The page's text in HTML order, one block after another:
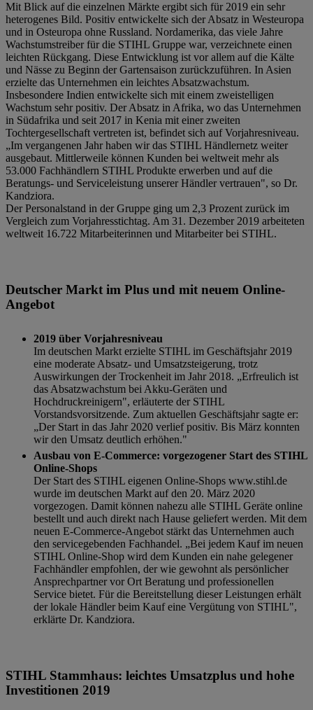
Mit Blick auf die einzelnen Märkte ergibt sich für 2019 ein sehr
heterogenes Bild. Positiv entwickelte sich der Absatz in Westeuropa
und in Osteuropa ohne Russland. Nordamerika, das viele Jahre
Wachstumstreiber für die STIHL Gruppe war, verzeichnete einen
leichten Rückgang. Diese Entwicklung ist vor allem auf die Kälte
und Nässe zu Beginn der Gartensaison zurückzuführen. In Asien
erzielte das Unternehmen ein leichtes Absatzwachstum.
Insbesondere Indien entwickelte sich mit einem zweistelligen
Wachstum sehr positiv. Der Absatz in Afrika, wo das Unternehmen
in Südafrika und seit 2017 in Kenia mit einer zweiten
Tochtergesellschaft vertreten ist, befindet sich auf Vorjahresniveau.
„Im vergangenen Jahr haben wir das STIHL Händlernetz weiter
ausgebaut. Mittlerweile können Kunden bei weltweit mehr als
53.000 Fachhändlern STIHL Produkte erwerben und auf die
Beratungs- und Serviceleistung unserer Händler vertrauen", so Dr.
Kandziora.
Der Personalstand in der Gruppe ging um 2,3 Prozent zurück im
Vergleich zum Vorjahresstichtag. Am 31. Dezember 2019 arbeiteten
weltweit 16.722 Mitarbeiterinnen und Mitarbeiter bei STIHL.
Deutscher Markt im Plus und mit neuem Online-
Angebot
2019 über Vorjahresniveau
Im deutschen Markt erzielte STIHL im Geschäftsjahr 2019
eine moderate Absatz- und Umsatzsteigerung, trotz
Auswirkungen der Trockenheit im Jahr 2018. „Erfreulich ist
das Absatzwachstum bei Akku-Geräten und
Hochdruckreinigern", erläuterte der STIHL
Vorstandsvorsitzende. Zum aktuellen Geschäftsjahr sagte er:
„Der Start in das Jahr 2020 verlief positiv. Bis März konnten
wir den Umsatz deutlich erhöhen."
Ausbau von E-Commerce: vorgezogener Start des STIHL
Online-Shops
Der Start des STIHL eigenen Online-Shops www.stihl.de
wurde im deutschen Markt auf den 20. März 2020
vorgezogen. Damit können nahezu alle STIHL Geräte online
bestellt und auch direkt nach Hause geliefert werden. Mit dem
neuen E-Commerce-Angebot stärkt das Unternehmen auch
den servicegebenden Fachhandel. „Bei jedem Kauf im neuen
STIHL Online-Shop wird dem Kunden ein nahe gelegener
Fachhändler empfohlen, der wie gewohnt als persönlicher
Ansprechpartner vor Ort Beratung und professionellen
Service bietet. Für die Bereitstellung dieser Leistungen erhält
der lokale Händler beim Kauf eine Vergütung von STIHL",
erklärte Dr. Kandziora.
STIHL Stammhaus: leichtes Umsatzplus und hohe
Investitionen 2019